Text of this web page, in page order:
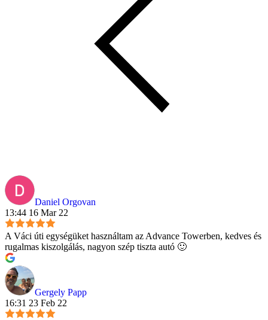
Daniel Orgovan
13:44 16 Mar 22
A Váci úti egységüket használtam az Advance Towerben, kedves és
rugalmas kiszolgálás, nagyon szép tiszta autó 🙂
Gergely Papp
16:31 23 Feb 22